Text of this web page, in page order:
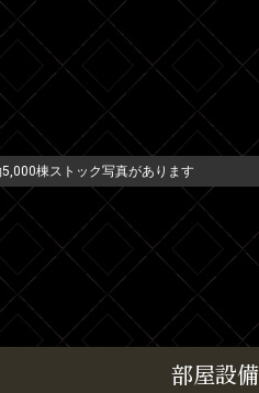
棟ストック写真があります
部屋設備